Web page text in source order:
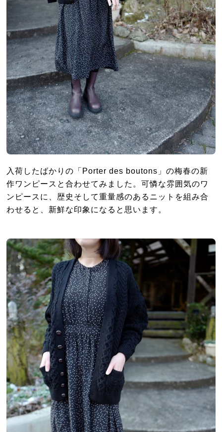
入荷したばかりの「Porter des boutons」の梅春の新
作ワンピースと合わせてみました。可憐な雰囲気のワ
ンピースに、歴史そして重量感のあるニットを組み合
わせると、新鮮な印象になると思います。